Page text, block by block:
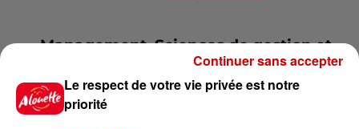
Management, Sciences de gestion et
Le respect de votre vie privée est notre
priorité
Continuer sans accepter